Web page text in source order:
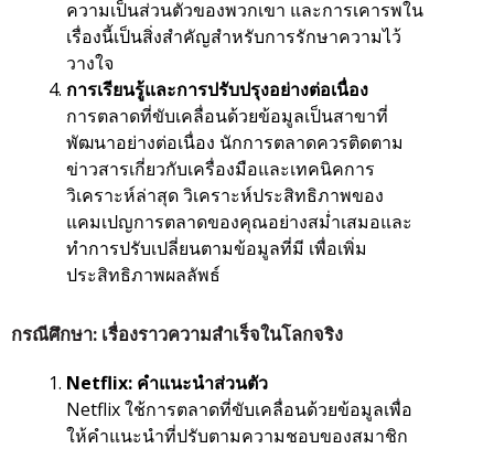
ความเป็นส่วนตัวของพวกเขา และการเคารพใน
เรื่องนี้เป็นสิ่งสำคัญสำหรับการรักษาความไว้
วางใจ
การเรียนรู้และการปรับปรุงอย่างต่อเนื่อง
การตลาดที่ขับเคลื่อนด้วยข้อมูลเป็นสาขาที่
พัฒนาอย่างต่อเนื่อง นักการตลาดควรติดตาม
ข่าวสารเกี่ยวกับเครื่องมือและเทคนิคการ
วิเคราะห์ล่าสุด วิเคราะห์ประสิทธิภาพของ
แคมเปญการตลาดของคุณอย่างสม่ำเสมอและ
ทำการปรับเปลี่ยนตามข้อมูลที่มี เพื่อเพิ่ม
ประสิทธิภาพผลลัพธ์
กรณีศึกษา: เรื่องราวความสำเร็จในโลกจริง
Netflix: คำแนะนำส่วนตัว
Netflix ใช้การตลาดที่ขับเคลื่อนด้วยข้อมูลเพื่อ
ให้คำแนะนำที่ปรับตามความชอบของสมาชิก